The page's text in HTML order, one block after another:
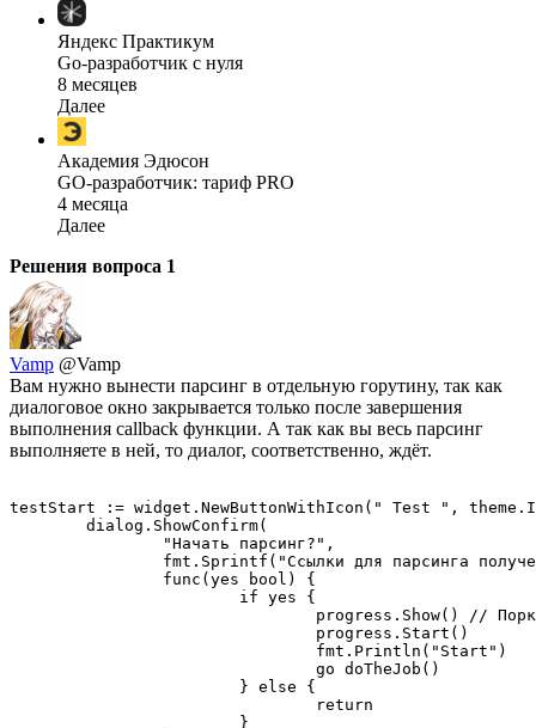
Яндекс Практикум
Go-разработчик с нуля
8 месяцев
Далее
Академия Эдюсон
GO-разработчик: тариф PRO
4 месяца
Далее
Решения вопроса 1
Vamp @Vamp
Вам нужно вынести парсинг в отдельную горутину, так как
диалоговое окно закрывается только после завершения
выполнения callback функции. А так как вы весь парсинг
выполняете в ней, то диалог, соответственно, ждёт.
testStart := widget.NewButtonWithIcon(" Test ",